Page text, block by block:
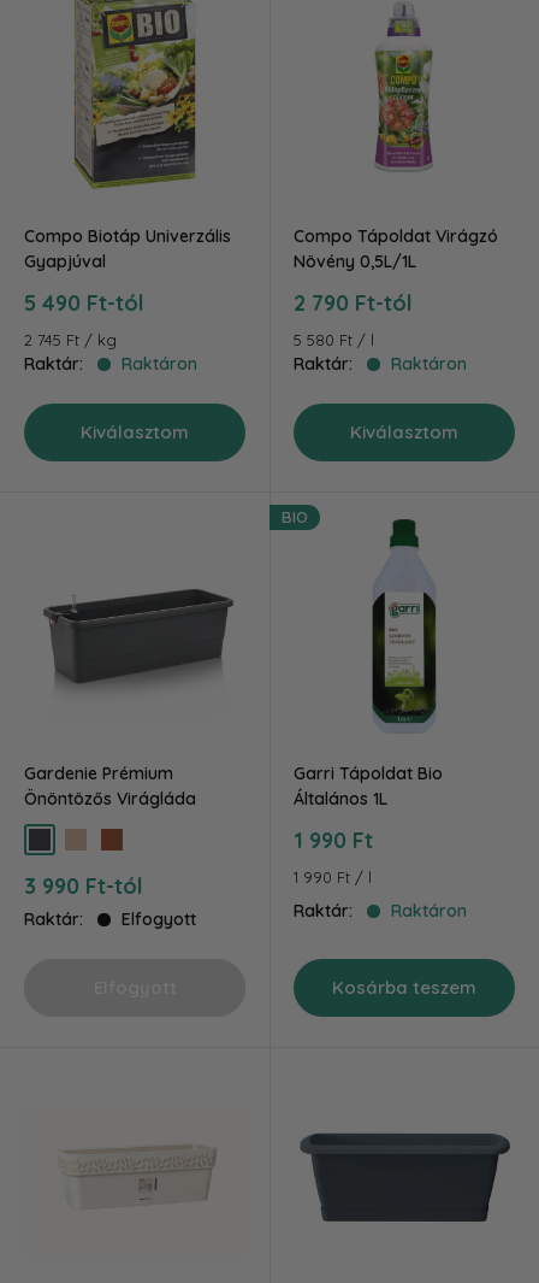
Compo Biotáp Univerzális
Gyapjúval
Akciós
5 490 Ft-tól
2 745 Ft / kg
Raktár: Raktáron
Kiválasztom
Compo Tápoldat Virágzó
Növény 0,5L/1L
Akciós
2 790 Ft-tól
5 580 Ft / l
Raktár: Raktáron
Kiválasztom
Gardenie Prémium
Önöntözős Virágláda
Akciós
ár
3 990 Ft-tól
Raktár: Elfogyott
BIO
Garri Tápoldat Bio
Általános 1L
Akciós
1 990 Ft
1 990 Ft / l
Raktár: Raktáron
Kosárba teszem